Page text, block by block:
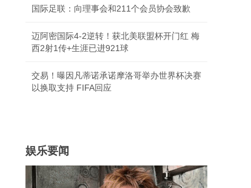
国际足联：向理事会和211个会员协会致歉
迈阿密国际4-2逆转！获北美联盟杯开门红 梅
西2射1传+生涯已进921球
交易！曝因凡蒂诺承诺摩洛哥举办世界杯决赛
以换取支持 FIFA回应
娱乐要闻